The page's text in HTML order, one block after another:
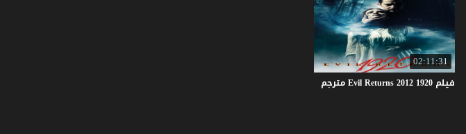
02:11:31
فيلم 1920
EvilReturns2012 مترجم